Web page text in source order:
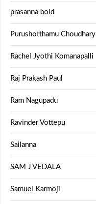
prasanna bold
Purushotthamu Choudhary
Rachel Jyothi Komanapalli
Raj Prakash Paul
Ram Nagupadu
Ravinder Vottepu
Sailanna
SAM J VEDALA
Samuel Karmoji